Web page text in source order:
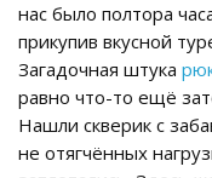
нас было полтора
прикупив вкусной
Загадочная штука
равно что-то ещё
Нашли скверик с
не отягчённых